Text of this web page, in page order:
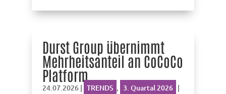
Durst Group übernimmt
Mehrheitsanteil an CoCoCo
Platform
24.07.2026| TRENDS , 3. Quartal 2026 |